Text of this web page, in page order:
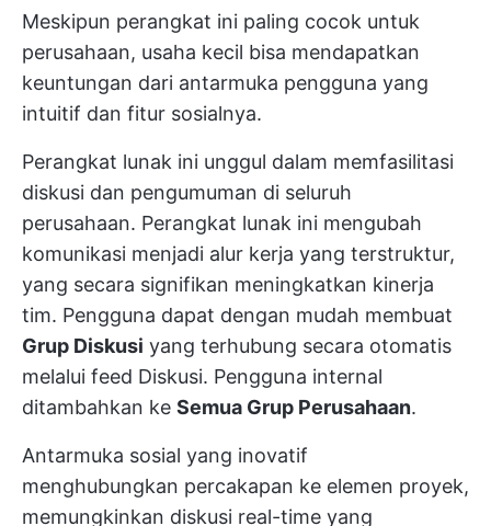
Meskipun perangkat ini paling cocok untuk
perusahaan, usaha kecil bisa mendapatkan
keuntungan dari antarmuka pengguna yang
intuitif dan fitur sosialnya.
Perangkat lunak ini unggul dalam memfasilitasi
diskusi dan pengumuman di seluruh
perusahaan. Perangkat lunak ini mengubah
komunikasi menjadi alur kerja yang terstruktur,
yang secara signifikan meningkatkan kinerja
tim. Pengguna dapat dengan mudah membuat
Grup Diskusi yang terhubung secara otomatis
melalui feed Diskusi. Pengguna internal
ditambahkan ke Semua Grup Perusahaan.
Antarmuka sosial yang inovatif
menghubungkan percakapan ke elemen proyek,
memungkinkan diskusi real-time yang